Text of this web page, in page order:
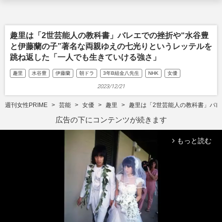
趣里は「2世芸能人の教科書」バレエでの挫折や“水谷豊
と伊藤蘭の子”著名な両親ゆえの七光りというレッテルを
跳ね返した「一人でも生きていける強さ」
趣里 水谷豊 伊藤蘭 朝ドラ 3年B組金八先生 NHK 女優
2023/12/21
週刊女性PRIME 芸能 女優 趣里 趣里は「2世芸能人の教科書」バ
広告の下にコンテンツが続きます
arrow_forward_ios もっと読む